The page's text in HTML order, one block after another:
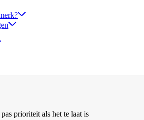
prioriteit als het te laat is